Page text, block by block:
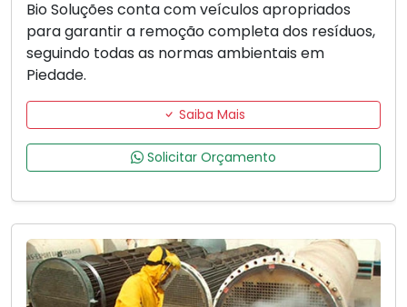
Bio Soluções conta com veículos apropriados
para garantir a remoção completa dos resíduos,
seguindo todas as normas ambientais em
Piedade.
Saiba Mais
Solicitar Orçamento